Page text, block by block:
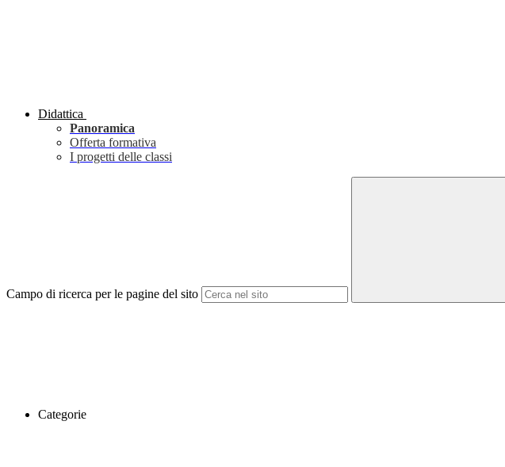
Didattica
Panoramica
Offerta formativa
I progetti delle classi
Campo di ricerca per le pagine del sito
Categorie